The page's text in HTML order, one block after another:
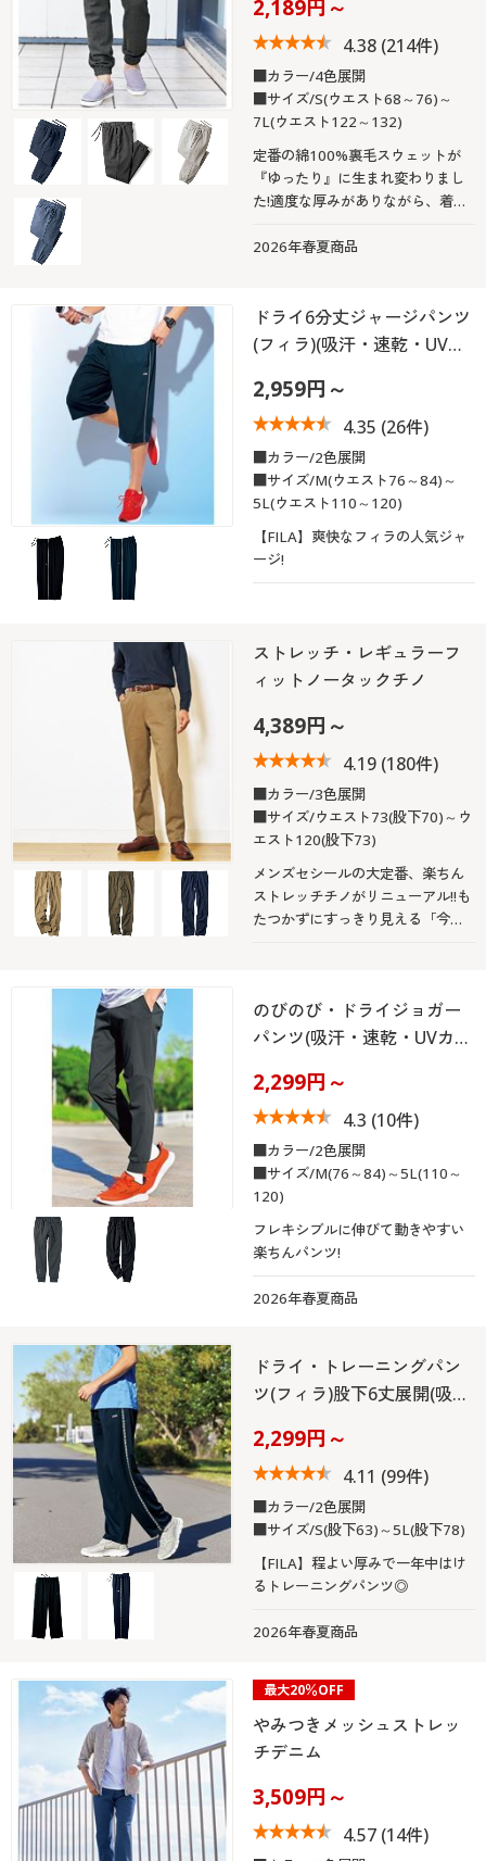
2,189円～
4.38(214件)
■カラー/4色展開
■サイズ/S(ウエスト68～76)～
7L(ウエスト122～132)
定番の綿100%裏毛スウェットが
『ゆったり』に生まれ変わりまし
た!適度な厚みがありながら、着心
上げの綿100%スウェットパンツ
2026年春夏商品
ドライ6分丈ジャージパンツ
(フィラ)(吸汗・速乾・UV…
2,959円～
4.35 (26件)
■カラー/2色展開
■サイズ/M(ウエスト76～84)～
5L(ウエスト110～120)
【FILA】爽快なフィラの人気ジャ
ージ!
ストレッチ・レギュラーフ
ィットノータックチノ
4,389円～
4.19(180件)
■カラー/3色展開
■サイズ/ウエスト73(股下70)～ウ
エスト120(股下73)
メンズセシールの大定番、楽ちん
ストレッチチノがリニューアル!!も
たつかずにすっきり見える「今ど
のびのび・ドライジョガー
パンツ(吸汗・速乾・UVカ…
2,299円～
4.3 (10件)
■カラー/2色展開
■サイズ/M(76～84)～5L(110～
120)
フレキシブルに伸びて動きやすい
楽ちんパンツ!
2026年春夏商品
ドライ・トレーニングパン
ツ(フィラ)股下6丈展開(吸…
2,299円～
4.11 (99件)
■カラー/2色展開
■サイズ/S(股下63)～5L(股下78)
【FILA】程よい厚みで一年中はけ
るトレーニングパンツ◎
2026年春夏商品
最大20％OFF
やみつきメッシュストレッ
チデニム
3,509円～
4.57(14件)